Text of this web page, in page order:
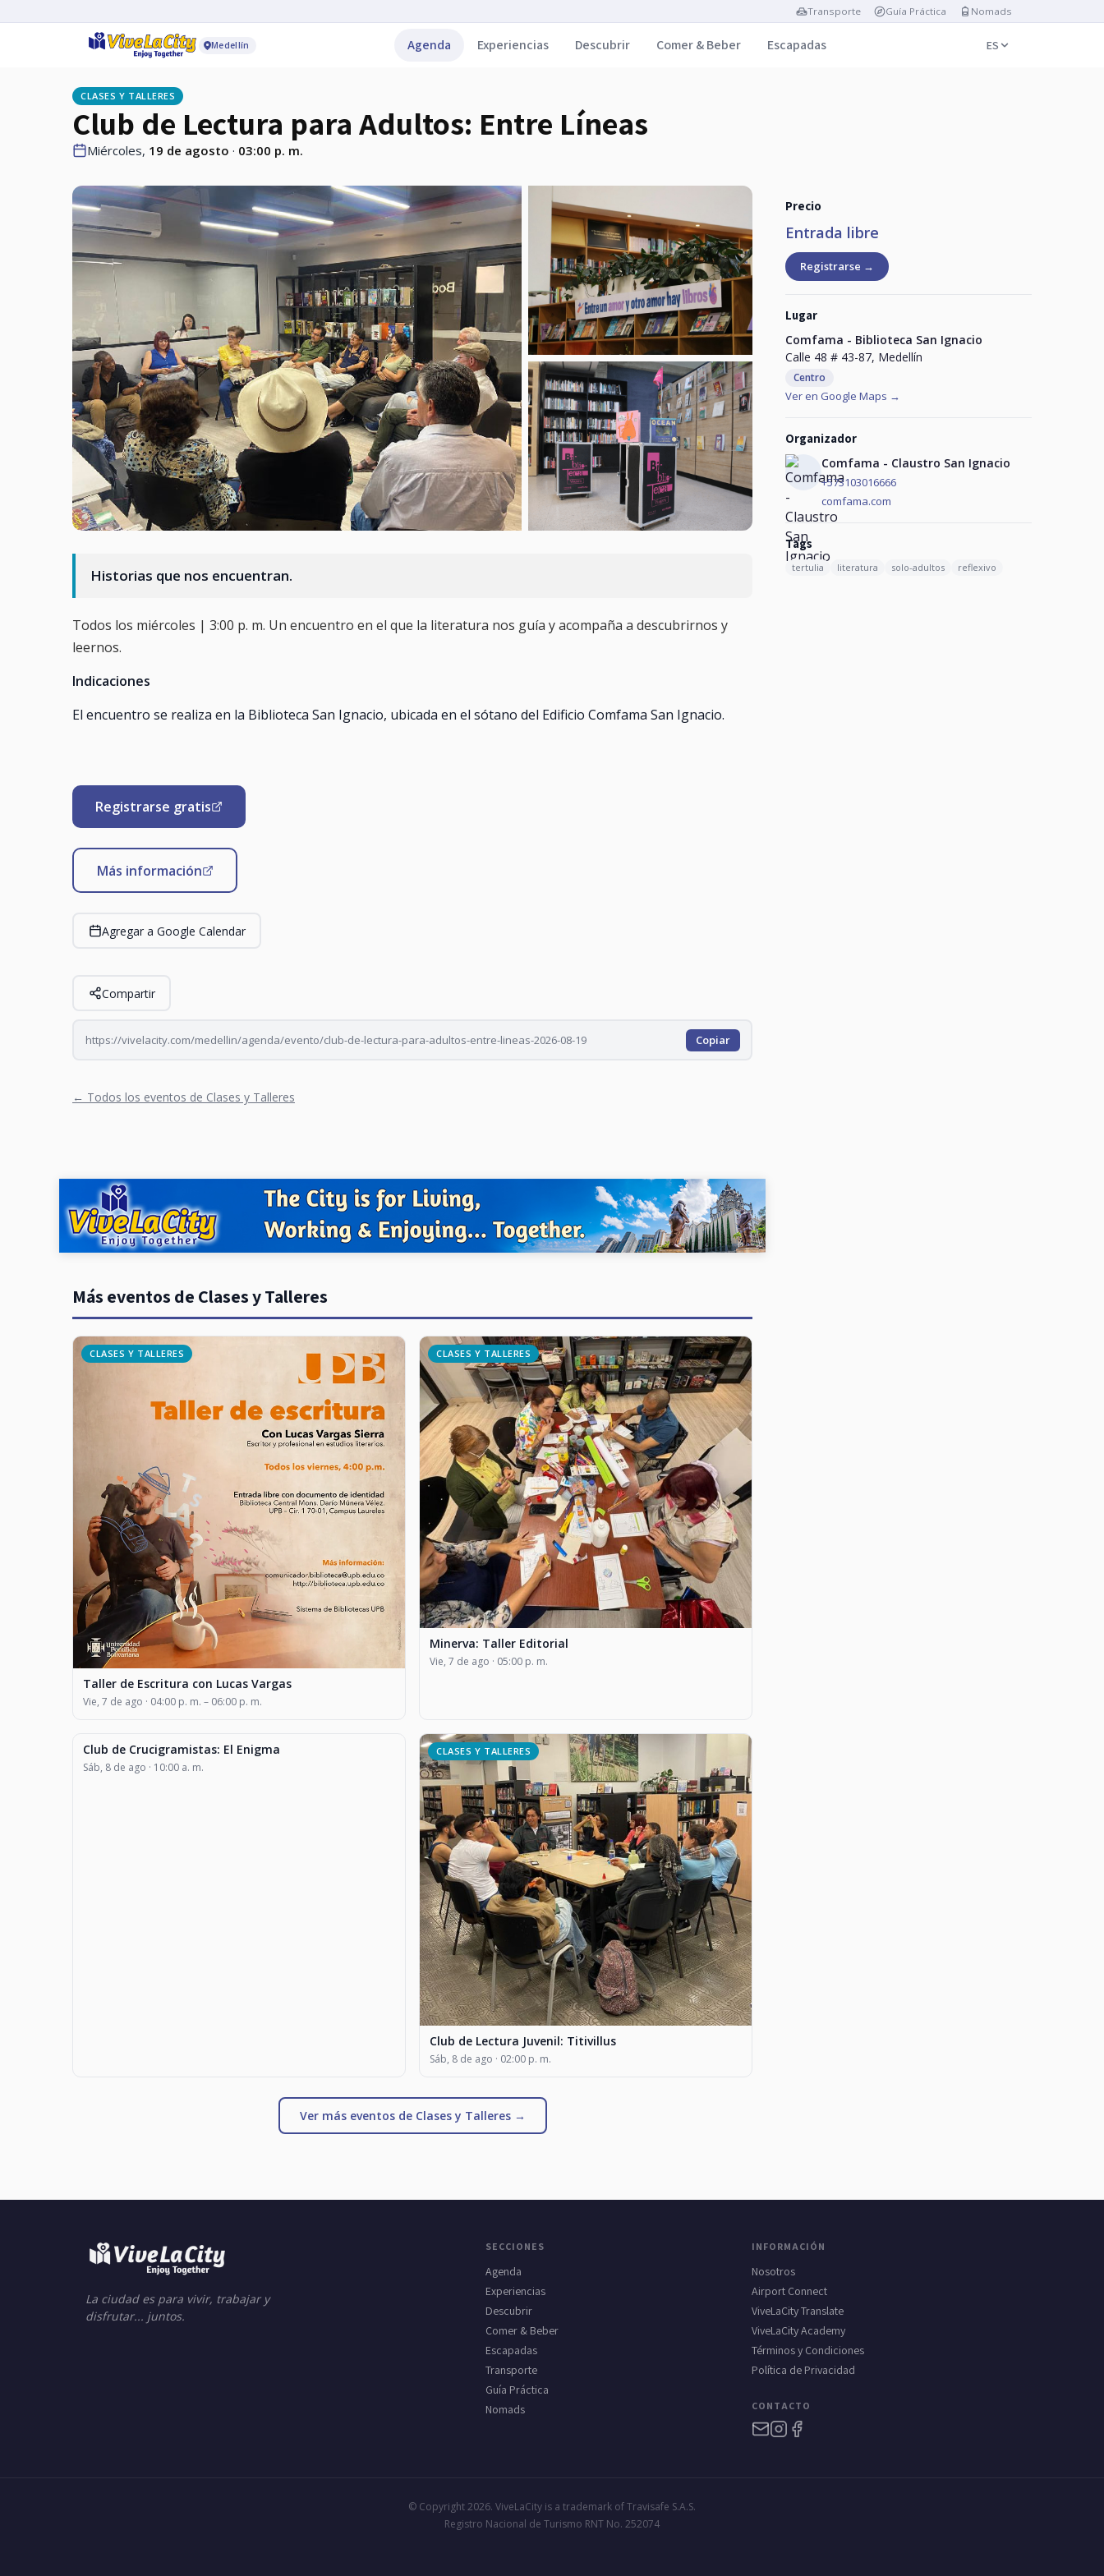
Transporte Guía Práctica Nomads
Medellín Agenda Experiencias Descubrir Comer & Beber Escapadas ES
CLASES Y TALLERES
Club de Lectura para Adultos: Entre Líneas
Miércoles, 19 de agosto · 03:00 p. m.
Historias que nos encuentran.
Todos los miércoles | 3:00 p. m. Un encuentro en el que la literatura nos guía y acompaña a descubrirnos y
leernos.
Indicaciones
El encuentro se realiza en la Biblioteca San Ignacio, ubicada en el sótano del Edificio Comfama San Ignacio.
Precio
Entrada libre
Registrarse →
Lugar
Comfama - Biblioteca San Ignacio
Calle 48 # 43-87, Medellín
Centro
Ver en Google Maps →
Organizador
Comfama - Claustro San Ignacio
+573103016666
comfama.com
Tags
tertulia literatura solo-adultos reflexivo
Registrarse gratis
Más información
Agregar a Google Calendar
Compartir
https://vivelacity.com/medellin/agenda/evento/club-de-lectura-para-adultos-entre-lineas-2026-08-19 Copiar
← Todos los eventos de Clases y Talleres
Más eventos de Clases y Talleres
CLASES Y TALLERES
Taller de Escritura con Lucas Vargas
Vie, 7 de ago · 04:00 p. m. – 06:00 p. m.
CLASES Y TALLERES
Minerva: Taller Editorial
Vie, 7 de ago · 05:00 p. m.
CLASES Y TALLERES
Club de Crucigramistas: El Enigma
Sáb, 8 de ago · 10:00 a. m.
CLASES Y TALLERES
Club de Lectura Juvenil: Titivillus
Sáb, 8 de ago · 02:00 p. m.
Ver más eventos de Clases y Talleres →
La ciudad es para vivir, trabajar y
disfrutar... juntos.
SECCIONES
Agenda
Experiencias
Descubrir
Comer & Beber
Escapadas
Transporte
Guía Práctica
Nomads
INFORMACIÓN
Nosotros
Airport Connect
ViveLaCity Translate
ViveLaCity Academy
Términos y Condiciones
Política de Privacidad
CONTACTO
© Copyright 2026. ViveLaCity is a trademark of Travisafe S.A.S.
Registro Nacional de Turismo RNT No. 252074